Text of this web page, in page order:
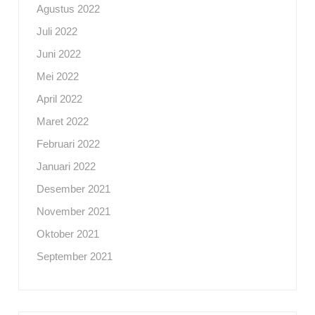
Agustus 2022
Juli 2022
Juni 2022
Mei 2022
April 2022
Maret 2022
Februari 2022
Januari 2022
Desember 2021
November 2021
Oktober 2021
September 2021